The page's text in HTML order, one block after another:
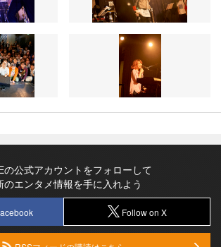
の公式アカウントをフォローして
のエンタメ情報を手に入れよう
Follow on X